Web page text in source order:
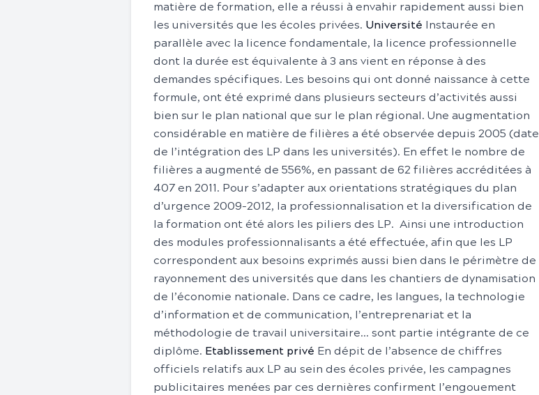
matière de formation, elle a réussi à envahir rapidement aussi bien
les universités que les écoles privées. Université Instaurée en
parallèle avec la licence fondamentale, la licence professionnelle
dont la durée est équivalente à 3 ans vient en réponse à des
demandes spécifiques. Les besoins qui ont donné naissance à cette
formule, ont été exprimé dans plusieurs secteurs d’activités aussi
bien sur le plan national que sur le plan régional. Une augmentation
considérable en matière de filières a été observée depuis 2005 (date
de l’intégration des LP dans les universités). En effet le nombre de
filières a augmenté de 556%, en passant de 62 filières accréditées à
407 en 2011. Pour s’adapter aux orientations stratégiques du plan
d’urgence 2009-2012, la professionnalisation et la diversification de
la formation ont été alors les piliers des LP. Ainsi une introduction
des modules professionnalisants a été effectuée, afin que les LP
correspondent aux besoins exprimés aussi bien dans le périmètre de
rayonnement des universités que dans les chantiers de dynamisation
de l’économie nationale. Dans ce cadre, les langues, la technologie
d’information et de communication, l’entreprenariat et la
méthodologie de travail universitaire… sont partie intégrante de ce
diplôme. Etablissement privé En dépit de l’absence de chiffres
officiels relatifs aux LP au sein des écoles privée, les campagnes
publicitaires menées par ces dernières confirment l’engouement